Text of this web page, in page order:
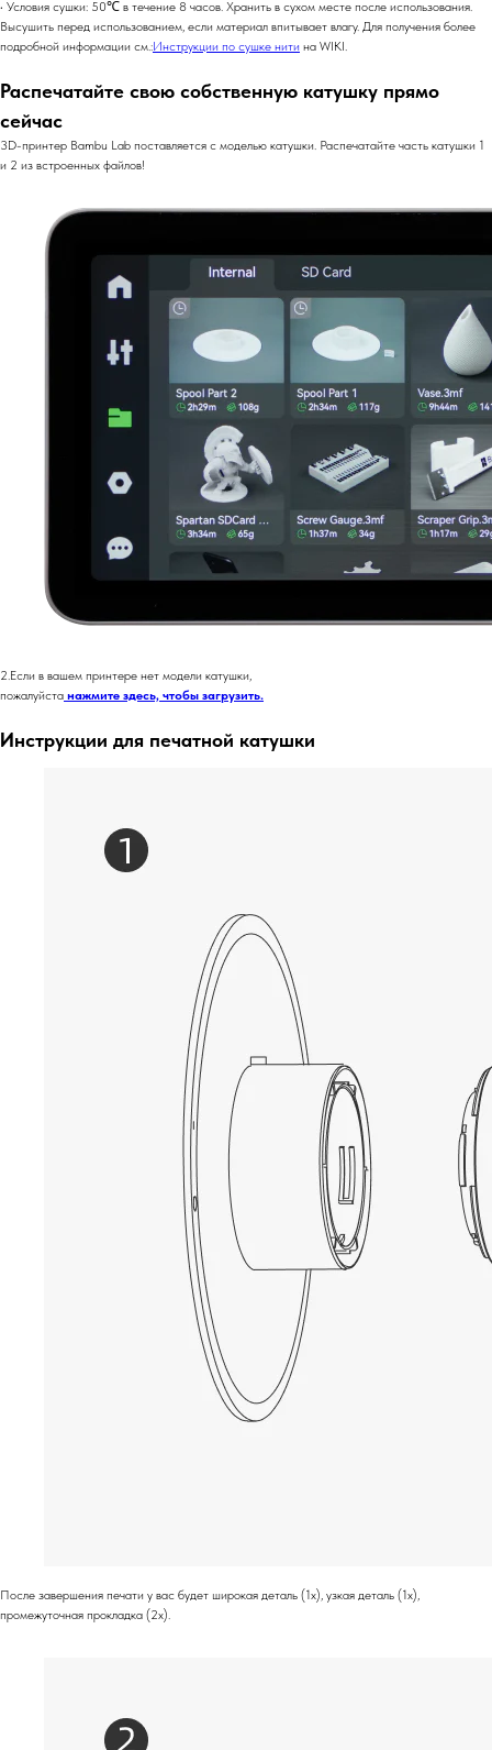
• Условия сушки: 50℃ в течение 8 часов. Хранить в сухом месте после использования.
Высушить перед использованием, если материал впитывает влагу. Для получения более
подробной информации см.:Инструкции по сушке нити на WIKI.
Распечатайте свою собственную катушку прямо
сейчас
3D-принтер Bambu Lab поставляется с моделью катушки. Распечатайте часть катушки 1
и 2 из встроенных файлов!
2.Если в вашем принтере нет модели катушки,
пожалуйста нажмите здесь, чтобы загрузить.
Инструкции для печатной катушки
После завершения печати у вас будет широкая деталь (1x), узкая деталь (1x),
промежуточная прокладка (2x).